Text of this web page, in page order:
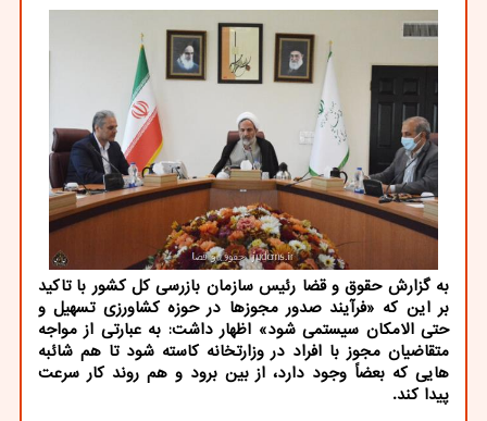
به گزارش حقوق و قضا رئیس سازمان بازرسی كل كشور با تاكید
بر این كه «فرآیند صدور مجوزها در حوزه كشاورزی تسهیل و
حتی الامكان سیستمی شود» اظهار داشت: به عبارتی از مواجه
متقاضیان مجوز با افراد در وزارتخانه كاسته شود تا هم شائبه
هایی كه بعضاً وجود دارد، از بین برود و هم روند كار سرعت
پیدا كند.